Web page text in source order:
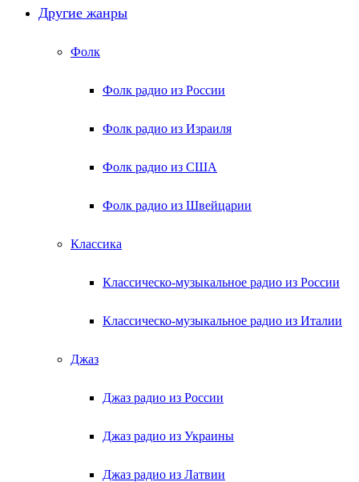
Другие жанры
Фолк
Фолк радио из России
Фолк радио из Израиля
Фолк радио из США
Фолк радио из Швейцарии
Классика
Классическо-музыкальное радио из России
Классическо-музыкальное радио из Италии
Джаз
Джаз радио из России
Джаз радио из Украины
Джаз радио из Латвии